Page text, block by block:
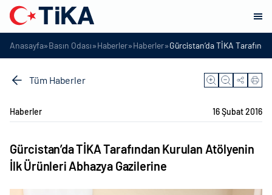
Anasayfa»Basın Odası»Haberler»Haberler»Gürcistan’da TİKA
Tüm Haberler
Haberler 16 Şubat 2016
Gürcistan’da TİKA Tarafından Kurulan Atölyenin
İlk Ürünleri Abhazya Gazilerine